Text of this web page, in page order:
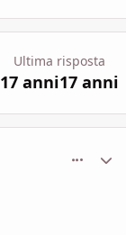
Ultima risposta
17 anni17 anni